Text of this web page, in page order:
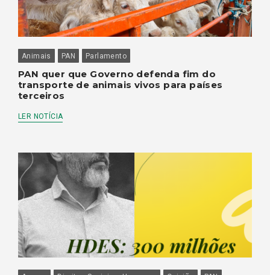
Animais PAN Parlamento
PAN quer que Governo defenda fim do
transporte de animais vivos para países
terceiros
LER NOTÍCIA